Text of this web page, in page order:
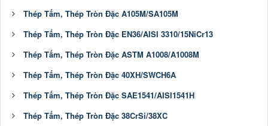
Thép Tấm, Thép Tròn Đặc A105M/SA105M
Thép Tấm, Thép Tròn Đặc EN36/AISI 3310/15NiCr13
Thép Tấm, Thép Tròn Đặc ASTM A1008/A1008M
Thép Tấm, Thép Tròn Đặc 40XH/SWCH6A
Thép Tấm, Thép Tròn Đặc SAE1541/AISI1541H
Thép Tấm, Thép Tròn Đặc 38CrSi/38XC